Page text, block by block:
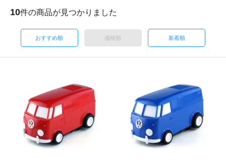
10件の商品が見つかりました
おすすめ順 価格順 新着順